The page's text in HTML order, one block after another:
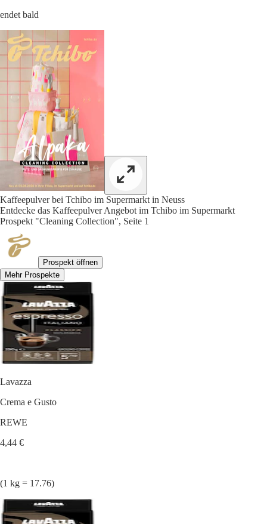
endet bald
Kaffeepulver bei Tchibo im Supermarkt in Neuss
Entdecke das Kaffeepulver Angebot im Tchibo im Supermarkt
Prospekt "Cleaning Collection", Seite 1
Prospekt öffnen
Mehr Prospekte
Lavazza
Crema e Gusto
REWE
4,44 €
(1 kg = 17.76)